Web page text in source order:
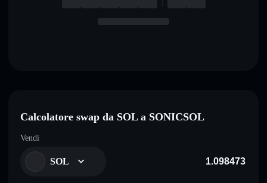
Calcolatore swap da SOL a SONICSOL
Vendi
SOL